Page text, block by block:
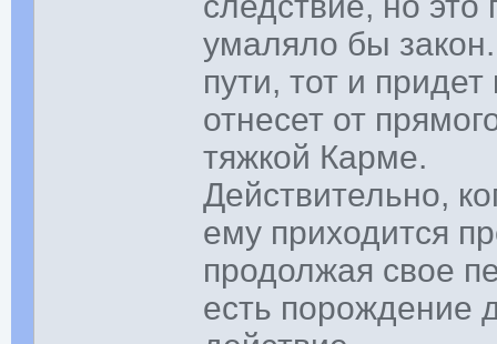
умаляло бы
пути, тот и
отнесет от
тяжкой Карме.
Действительно,
ему приходится
продолжая свое
есть порождение